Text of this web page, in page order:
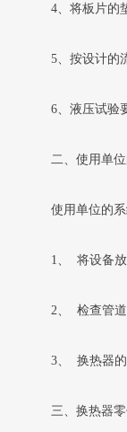
4、将板片的
5、按设计的
6、液压试验
二、使用单
使用单位的
1、 将设备放
2、 检查管
3、 换热器的
三、换热器